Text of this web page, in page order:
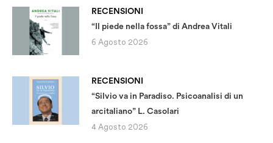
RECENSIONI
“Il piede nella fossa” di Andrea Vitali
6 Agosto 2026
RECENSIONI
“Silvio va in Paradiso. Psicoanalisi di un
arcitaliano” L. Casolari
4 Agosto 2026